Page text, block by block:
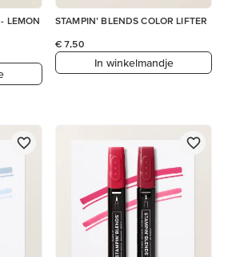
LEMON
STAMPIN’ BLENDS COLOR LIFTER
€ 7,50
In winkelmandje